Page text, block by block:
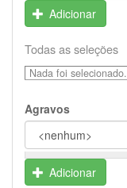
Adicionar
Todas as seleções
Nada foi selecionado.
Agravos
Adicionar